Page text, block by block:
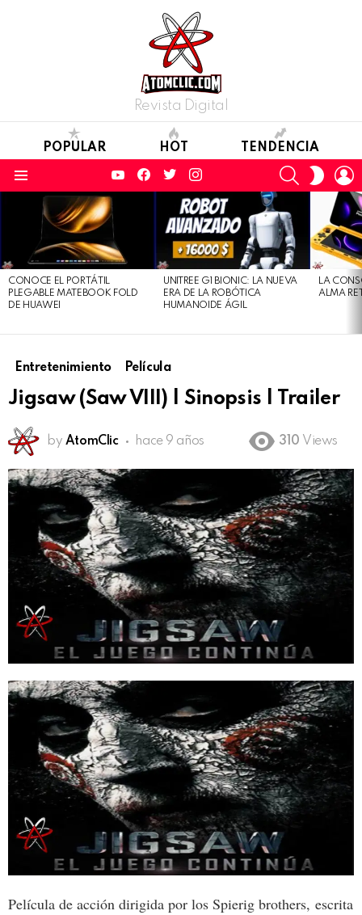
Revista Digital
POPULAR HOT TENDENCIA
YouTubeFacebook
TwitterInstagram SEARCH
SKIN
STORIES
CONOCE EL PORTÁTIL
PLEGABLE MATEBOOK FOLD
DE HUAWEI
UNITREE G1 BIONIC: LA NUEVA
ERA DE LA ROBÓTICA
HUMANOIDE ÁGIL
LA
ALMA
Entretenimiento Película
Jigsaw (Saw VIII) | Sinopsis | Trailer
by AtomClic hace 9 años 310 Views
Película de acción dirigida por los Spierig brothers, escrita